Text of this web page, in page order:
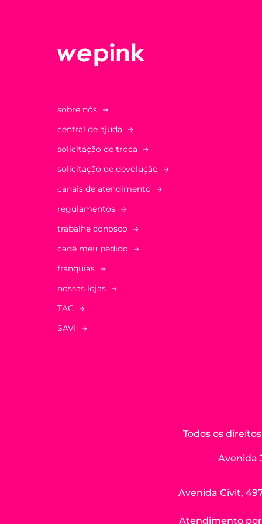
sobre nós
central de ajuda
solicitação de troca
solicitação de devolução
canais de atendimento
regulamentos
trabalhe conosco
cadê meu pedido
franquias
nossas lojas
TAC
SAVI
Todos os
Avenida
Avenida Civit,
Atendimento por